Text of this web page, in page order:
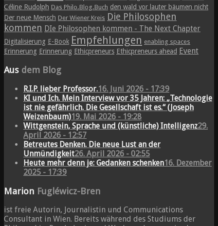
Céline Rudolph Das Philo.Blog.Buch den wald vor lauter bäumen nicht
Der neue Mensch Der Wiener Kreis Die Philosophen
kommen DIe Philosophen kommen - The Next Chapter
Digitalisierung E-Book Empfehlungen enabling spaces
Erinnerung Erinnerung Ethicpreneurs Ethicpreneurs ahead Event
Aus dem Blog
R.I.P. lieber Professor.16. Juni 2026 - 17:39
KI und Ich. Mein Interview vor 35 Jahren: „Technologie
ist nie gefährlich. Die Gesellschaft ist es.“ (Joseph
Weizenbaum)19. Mai 2026 - 19:28
Wittgenstein, Sprache und (künstliche) Intelligenz29.
April 2026 - 12:57
Betreutes Denken. Die neue Lust an der
Unmündigkeit26. April 2026 - 02:55
Heute mehr denn je: Gedanken schenken16. Dezember
2025 - 17:39
Marion Fugléwicz-Bren
ist freie Autorin, Journalistin und Communications
Consultant in Wien. Bereits während des Studiums der